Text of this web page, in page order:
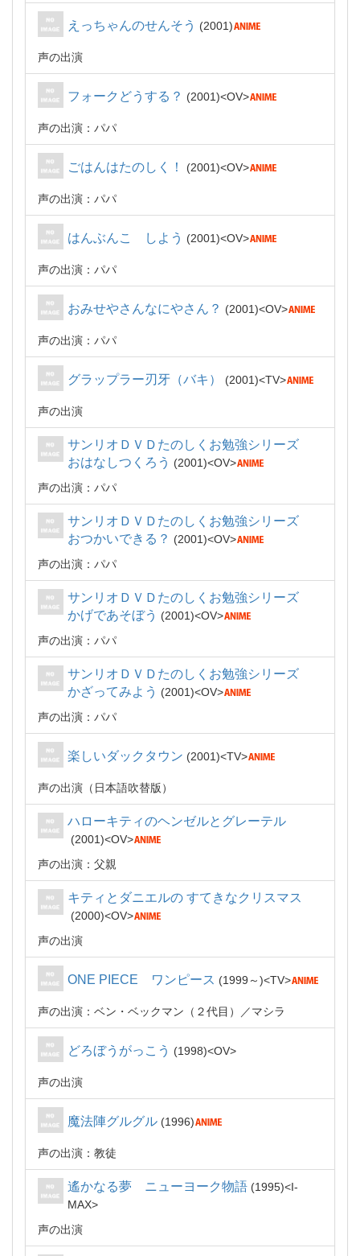
えっちゃんのせんそう 2001
声の出演
フォークどうする？ 2001 OV
声の出演：パパ
ごはんはたのしく！ 2001 OV
声の出演：パパ
はんぶんこ しよう 2001 OV
声の出演：パパ
おみせやさんなにやさん？ 2001 OV
声の出演：パパ
グラップラー刃牙（バキ） 2001 TV
声の出演
サンリオＤＶＤたのしくお勉強シリーズ
おはなしつくろう
2001
OV
声の出演：パパ
サンリオＤＶＤたのしくお勉強シリーズ
おつかいできる？
2001
OV
声の出演：パパ
サンリオＤＶＤたのしくお勉強シリーズ
かげであそぼう
2001
OV
声の出演：パパ
サンリオＤＶＤたのしくお勉強シリーズ
かざってみよう
2001
OV
声の出演：パパ
楽しいダックタウン 2001 TV
声の出演（日本語吹替版）
ハローキティのヘンゼルとグレーテル
2001
OV
声の出演：父親
キティとダニエルの すてきなクリスマス
2000
OV
声の出演
ONE PIECE ワンピース 1999～ TV
声の出演：ベン・ベックマン（２代目）／マシラ
どろぼうがっこう 1998 OV
声の出演
魔法陣グルグル 1996
声の出演：教徒
遙かなる夢 ニューヨーク物語 1995
I-
MAX
声の出演